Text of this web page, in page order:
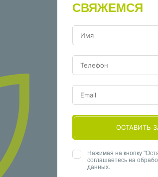
СВЯЖЕМСЯ
ОСТАВИТЬ
Нажимая на кнопку
соглашаетесь на
данных.